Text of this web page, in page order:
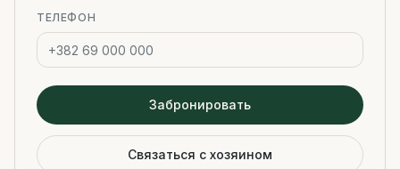
ТЕЛЕФОН
Забронировать
Связаться с хозяином